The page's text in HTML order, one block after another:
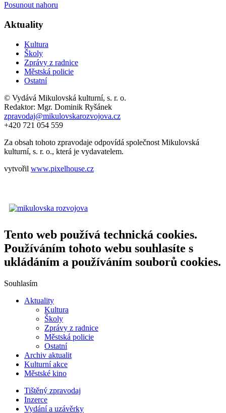
Posunout nahoru
Aktuality
Kultura
Školy
Zprávy z radnice
Městská policie
Ostatní
© Vydává Mikulovská kulturní, s. r. o.
Redaktor: Mgr. Dominik Ryšánek
zpravodaj@mikulovskarozvojova.cz
+420 721 054 559
Za obsah tohoto zpravodaje odpovídá společnost Mikulovská
kulturní, s. r. o., která je vydavatelem.
vytvořil www.pixelhouse.cz
Tento web používá technická cookies.
Používáním tohoto webu souhlasíte s
ukládáním a používáním souborů cookies.
Souhlasím
Aktuality
Kultura
Školy
Zprávy z radnice
Městská policie
Ostatní
Archiv aktualit
Kulturní akce
Městské kino
Tištěný zpravodaj
Inzerce
Vydání a uzávěrky